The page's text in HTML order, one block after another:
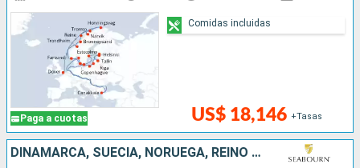
Paga a cuotas US$ 18,146 +Tasas
Comidas incluidas
DINAMARCA, SUECIA, NORUEGA, REINO UNIDO, IRLANDA